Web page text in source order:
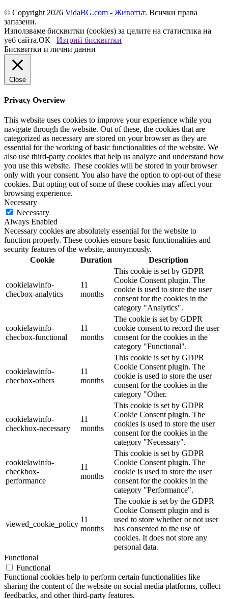
© Copyright 2026 VidaBG.com - Животът. Всички права
запазени.
Използваме бисквитки (cookies) за целите на статистика на
уеб сайта.ОК
Изтрий бисквитки
Бисквитки и лични данни
Close
Privacy Overview
This website uses cookies to improve your experience while you
navigate through the website. Out of these, the cookies that are
categorized as necessary are stored on your browser as they are
essential for the working of basic functionalities of the website. We
also use third-party cookies that help us analyze and understand how
you use this website. These cookies will be stored in your browser
only with your consent. You also have the option to opt-out of these
cookies. But opting out of some of these cookies may affect your
browsing experience.
Necessary
Necessary
Always Enabled
Necessary cookies are absolutely essential for the website to
function properly. These cookies ensure basic functionalities and
security features of the website, anonymously.
Cookie
Duration Description
cookielawinfo-
checbox-analytics
11
months
This cookie is set by GDPR
Cookie Consent plugin. The
cookie is used to store the user
consent for the cookies in the
category "Analytics".
cookielawinfo-
checbox-functional
11
months
The cookie is set by GDPR
cookie consent to record the user
consent for the cookies in the
category "Functional".
cookielawinfo-
checbox-others
11
months
This cookie is set by GDPR
Cookie Consent plugin. The
cookie is used to store the user
consent for the cookies in the
category "Other.
cookielawinfo-
checkbox-necessary
11
months
This cookie is set by GDPR
Cookie Consent plugin. The
cookies is used to store the user
consent for the cookies in the
category "Necessary".
cookielawinfo-
checkbox-
performance
11
months
This cookie is set by GDPR
Cookie Consent plugin. The
cookie is used to store the user
consent for the cookies in the
category "Performance".
viewed_cookie_policy
11
months
The cookie is set by the GDPR
Cookie Consent plugin and is
used to store whether or not user
has consented to the use of
cookies. It does not store any
personal data.
Functional
Functional
Functional cookies help to perform certain functionalities like
sharing the content of the website on social media platforms, collect
feedbacks, and other third-party features.